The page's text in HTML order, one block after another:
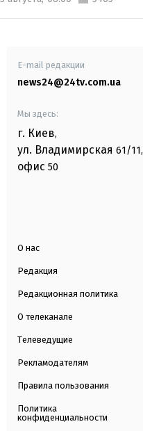
E-mail редакции
news24@24tv.com.ua
Мы здесь:
г. Киев,
ул. Владимирская 61/11,
офис 50
О нас
Редакция
Редакционная политика
О телеканале
Телеведущие
Рекламодателям
Правила пользования
Политика
конфиденциальности